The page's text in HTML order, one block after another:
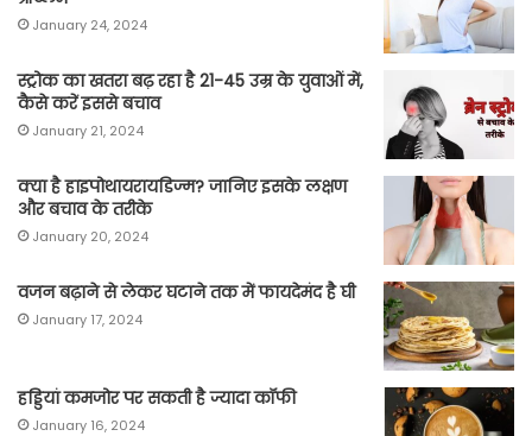
January 24, 2024
स्ट्रोक का खतरा बढ़ रहा है 21-45 उम्र के युवाओं में,
कैसे करें इससे बचाव
January 21, 2024
क्या है हाइपोथायरायडिज्म? जानिए इसके लक्षण
और बचाव के तरीके
January 20, 2024
वजन बढ़ाने से लेकर घटाने तक में फायदेमंद है घी
January 17, 2024
हड्डियां कमजोर पर सकती है ज्यादा कॉफी
January 16, 2024